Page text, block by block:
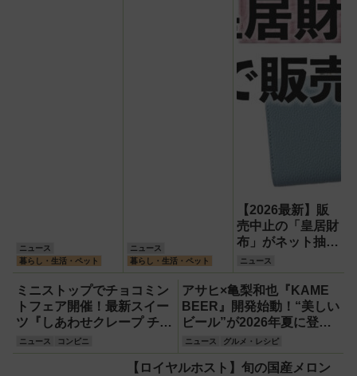
ニュース
暮らし・生活・ペット
ニュース
暮らし・生活・ペット
【2026最新】販
売中止の「皇居財
布」がネット抽選
で販売再開！詳し
い申し込み方法や
種類・価格を徹底
解説
ニュース
ミニストップでチョコミン
トフェア開催！最新スイー
ツ『しあわせクレープ チョ
コミント』など5品
ニュース コンビニ
アサヒ×亀梨和也『KAME
BEER』開発始動！“美しい
ビール”が2026年夏に登場
予定
ニュース グルメ・レシピ
【ロイヤルホスト】旬の国産メロン